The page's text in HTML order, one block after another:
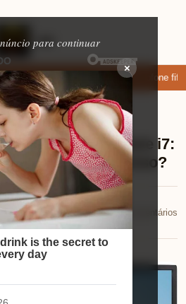
para continuar
×
enviar fotos e vídeos Microfone fifine
Completo Intel Core i7:
Pacote Poderoso?
📅 15/12/2025💬 0 comentários